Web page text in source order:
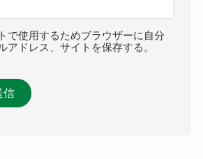
で使用するためブラウザーに自分
アドレス、サイトを保存する。